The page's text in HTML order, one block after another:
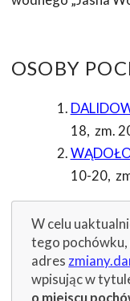
OSOBY
18, zm.
10-20,
W celu
tego pochówku,
adres
wpisując w
o miejscu